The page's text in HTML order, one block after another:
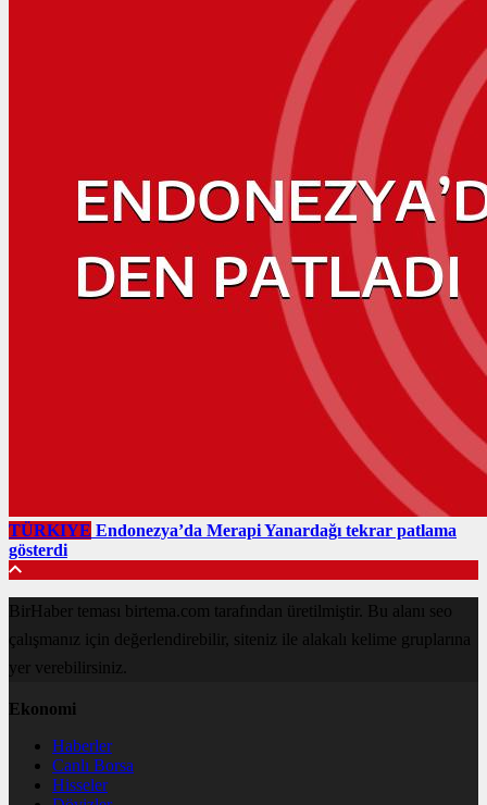
TÜRKIYE Endonezya’da Merapi Yanardağı tekrar patlama
gösterdi
BirHaber teması birtema.com tarafından üretilmiştir. Bu alanı seo
çalışmanız için değerlendirebilir, siteniz ile alakalı kelime gruplarına
yer verebilirsiniz.
Ekonomi
Haberler
Canlı Borsa
Hisseler